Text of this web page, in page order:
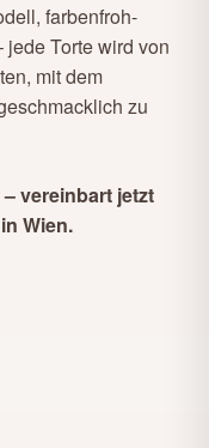
farbenfroh-
Torte wird von
mit dem
zu
vereinbart jetzt
Wien.